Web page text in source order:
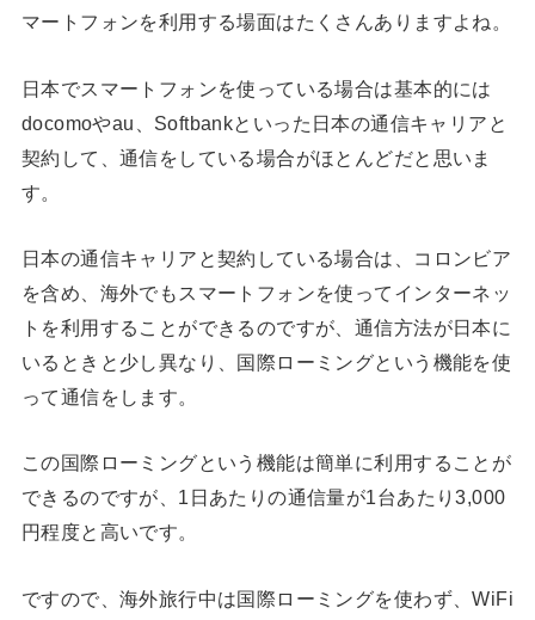
マートフォンを利用する場面はたくさんありますよね。
日本でスマートフォンを使っている場合は基本的には
docomoやau、Softbankといった日本の通信キャリアと
契約して、通信をしている場合がほとんどだと思いま
す。
日本の通信キャリアと契約している場合は、コロンビア
を含め、海外でもスマートフォンを使ってインターネッ
トを利用することができるのですが、通信方法が日本に
いるときと少し異なり、国際ローミングという機能を使
って通信をします。
この国際ローミングという機能は簡単に利用することが
できるのですが、1日あたりの通信量が1台あたり3,000
円程度と高いです。
ですので、海外旅行中は国際ローミングを使わず、WiFi